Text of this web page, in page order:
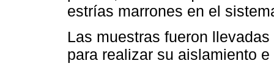
estrías marrones en el
Las muestras fueron
para realizar su aislamiento